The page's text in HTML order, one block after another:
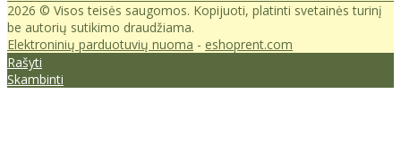
2026 © Visos teisės saugomos. Kopijuoti, platinti svetainės turinį
be autorių sutikimo draudžiama.
Elektroninių parduotuvių nuoma - eshoprent.com
Rašyti
Skambinti